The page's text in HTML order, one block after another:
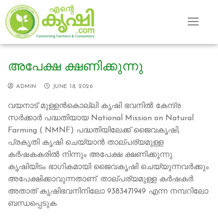
Skip
to
content
അപേക്ഷ ക്ഷണിക്കുന്നു
ADMIN JUNE 18, 2026
വയനാട് മുള്ളൻകൊല്ലി കൃഷി ഭവനിൽ കേന്ദ്ര
സർക്കാർ പദ്ധതിയായ National Mission on Natural
Farming ( NMNF) പദ്ധതിയിലേക്ക് ജൈവകൃഷി,
പ്രകൃതി കൃഷി ചെയ്യാൻ താല്പര്യമുള്ള
കർഷകകരിൽ നിന്നും അപേക്ഷ ക്ഷണിക്കുന്നു.
കൃഷിയിടം ഭാഗികമായി ജൈവകൃഷി ചെയ്യുന്നവർക്കും
അപേക്ഷിക്കാവുന്നതാണ്. താല്പര്യമുള്ള കർഷകർ
അതാത് കൃഷിഭവനിനിലോ 9383471949 എന്ന നമ്പറിലോ
ബന്ധപ്പെടുക.